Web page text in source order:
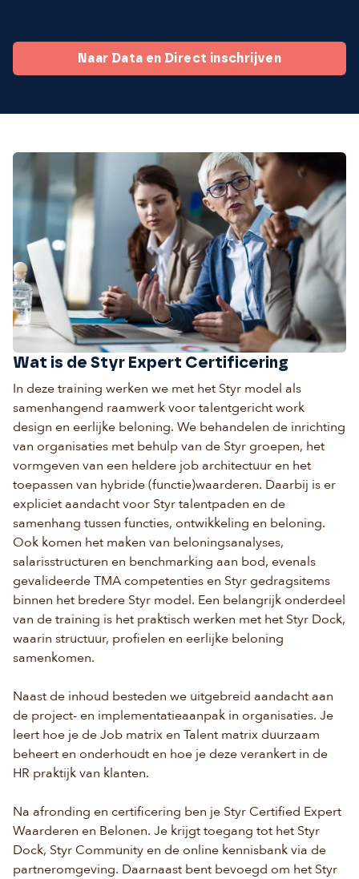
Naar Data en Direct inschrijven
Wat is de Styr Expert Certificering
In deze training werken we met het Styr model als
samenhangend raamwerk voor talentgericht work
design en eerlijke beloning. We behandelen de inrichting
van organisaties met behulp van de Styr groepen, het
vormgeven van een heldere job architectuur en het
toepassen van hybride (functie)waarderen. Daarbij is er
expliciet aandacht voor Styr talentpaden en de
samenhang tussen functies, ontwikkeling en beloning.
Ook komen het maken van beloningsanalyses,
salarisstructuren en benchmarking aan bod, evenals
gevalideerde TMA competenties en Styr gedragsitems
binnen het bredere Styr model. Een belangrijk onderdeel
van de training is het praktisch werken met het Styr Dock,
waarin structuur, profielen en eerlijke beloning
samenkomen.
Naast de inhoud besteden we uitgebreid aandacht aan
de project- en implementatieaanpak in organisaties. Je
leert hoe je de Job matrix en Talent matrix duurzaam
beheert en onderhoudt en hoe je deze verankert in de
HR praktijk van klanten.
Na afronding en certificering ben je Styr Certified Expert
Waarderen en Belonen. Je krijgt toegang tot het Styr
Dock, Styr Community en de online kennisbank via de
partneromgeving. Daarnaast bent bevoegd om het Styr